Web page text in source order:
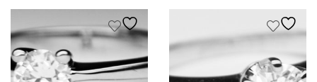
€2.400,00.
€1.799,00.
€2.000,00.
€1.449,00.